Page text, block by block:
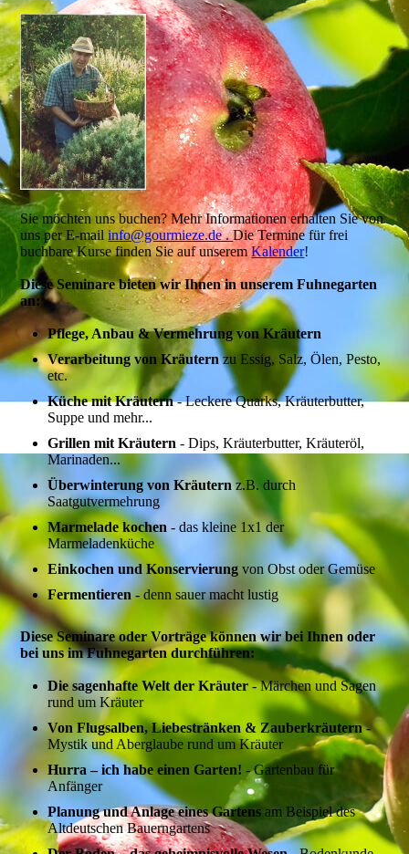
Sie möchten uns buchen? Mehr Informationen erhalten Sie von
uns per E-mailinfo@gourmieze.de .Die Termine für frei
buchbare Kurse finden Sie auf unseremKalender!
Diese Seminare bieten wir Ihnen in unserem Fuhnegarten
an:
Pflege, Anbau & Vermehrung von Kräutern
Verarbeitung von Kräuternzu Essig, Salz, Ölen, Pesto,
etc.
Küche mit Kräutern- Leckere Quarks, Kräuterbutter,
Suppe und mehr...
Grillen mit Kräutern - Dips, Kräuterbutter, Kräuteröl,
Marinaden...
Überwinterung von Kräuternz.B. durch
Saatgutvermehrung
Marmelade kochen - das kleine 1x1 der
Marmeladenküche
Einkochen und Konservierung von Obst oder Gemüse
Fermentieren- denn sauer macht lustig
Diese Seminare oder Vorträge können wir bei Ihnen oder
bei uns im Fuhnegarten durchführen:
Die sagenhafte Welt der Kräuter- Märchen und Sagen
rund um Kräuter
Von Flugsalben, Liebestränken & Zauberkräutern-
Mystik und Aberglaube rund um Kräuter
Hurra – ich habe einen Garten! - Gartenbau für
Anfänger
Planung und Anlage eines Gartens am Beispiel des
Altdeutschen Bauerngartens